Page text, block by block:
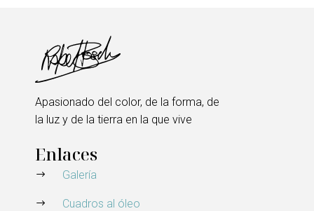
Apasionado del color, de la forma, de
la luz y de la tierra en la que vive
Enlaces
Galería
Cuadros al óleo